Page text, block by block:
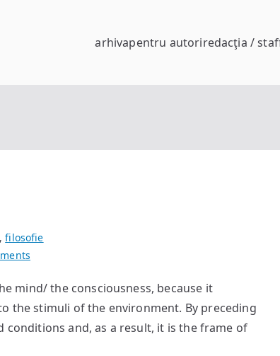
arhivapentru autoriredacţia /
filosofie
Anticipation
mind/ the consciousness, because it
the stimuli of the environment. By preceding
and, as a result, it is the frame of